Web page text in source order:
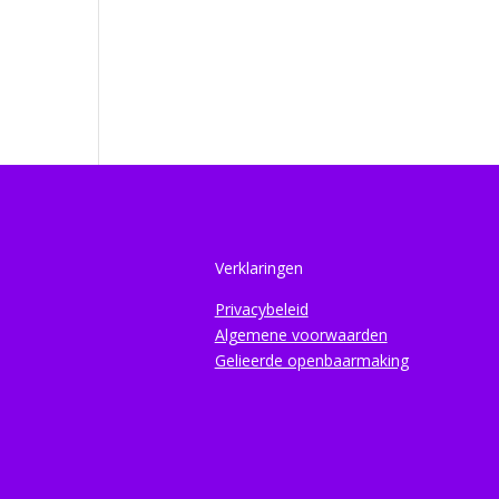
Verklaringen
Privacybeleid
Algemene voorwaarden
Gelieerde openbaarmaking